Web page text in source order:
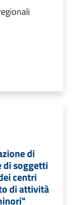
di
di soggetti
centri
di attività